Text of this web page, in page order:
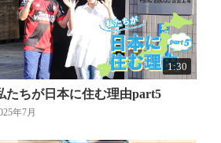
1:30
たちが日本に住む理由part5
年7月